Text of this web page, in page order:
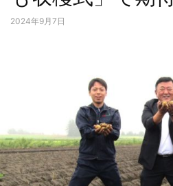
2024年9月7日